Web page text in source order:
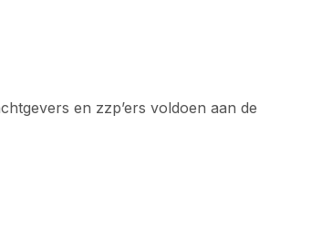
en zzp’ers voldoen aan de